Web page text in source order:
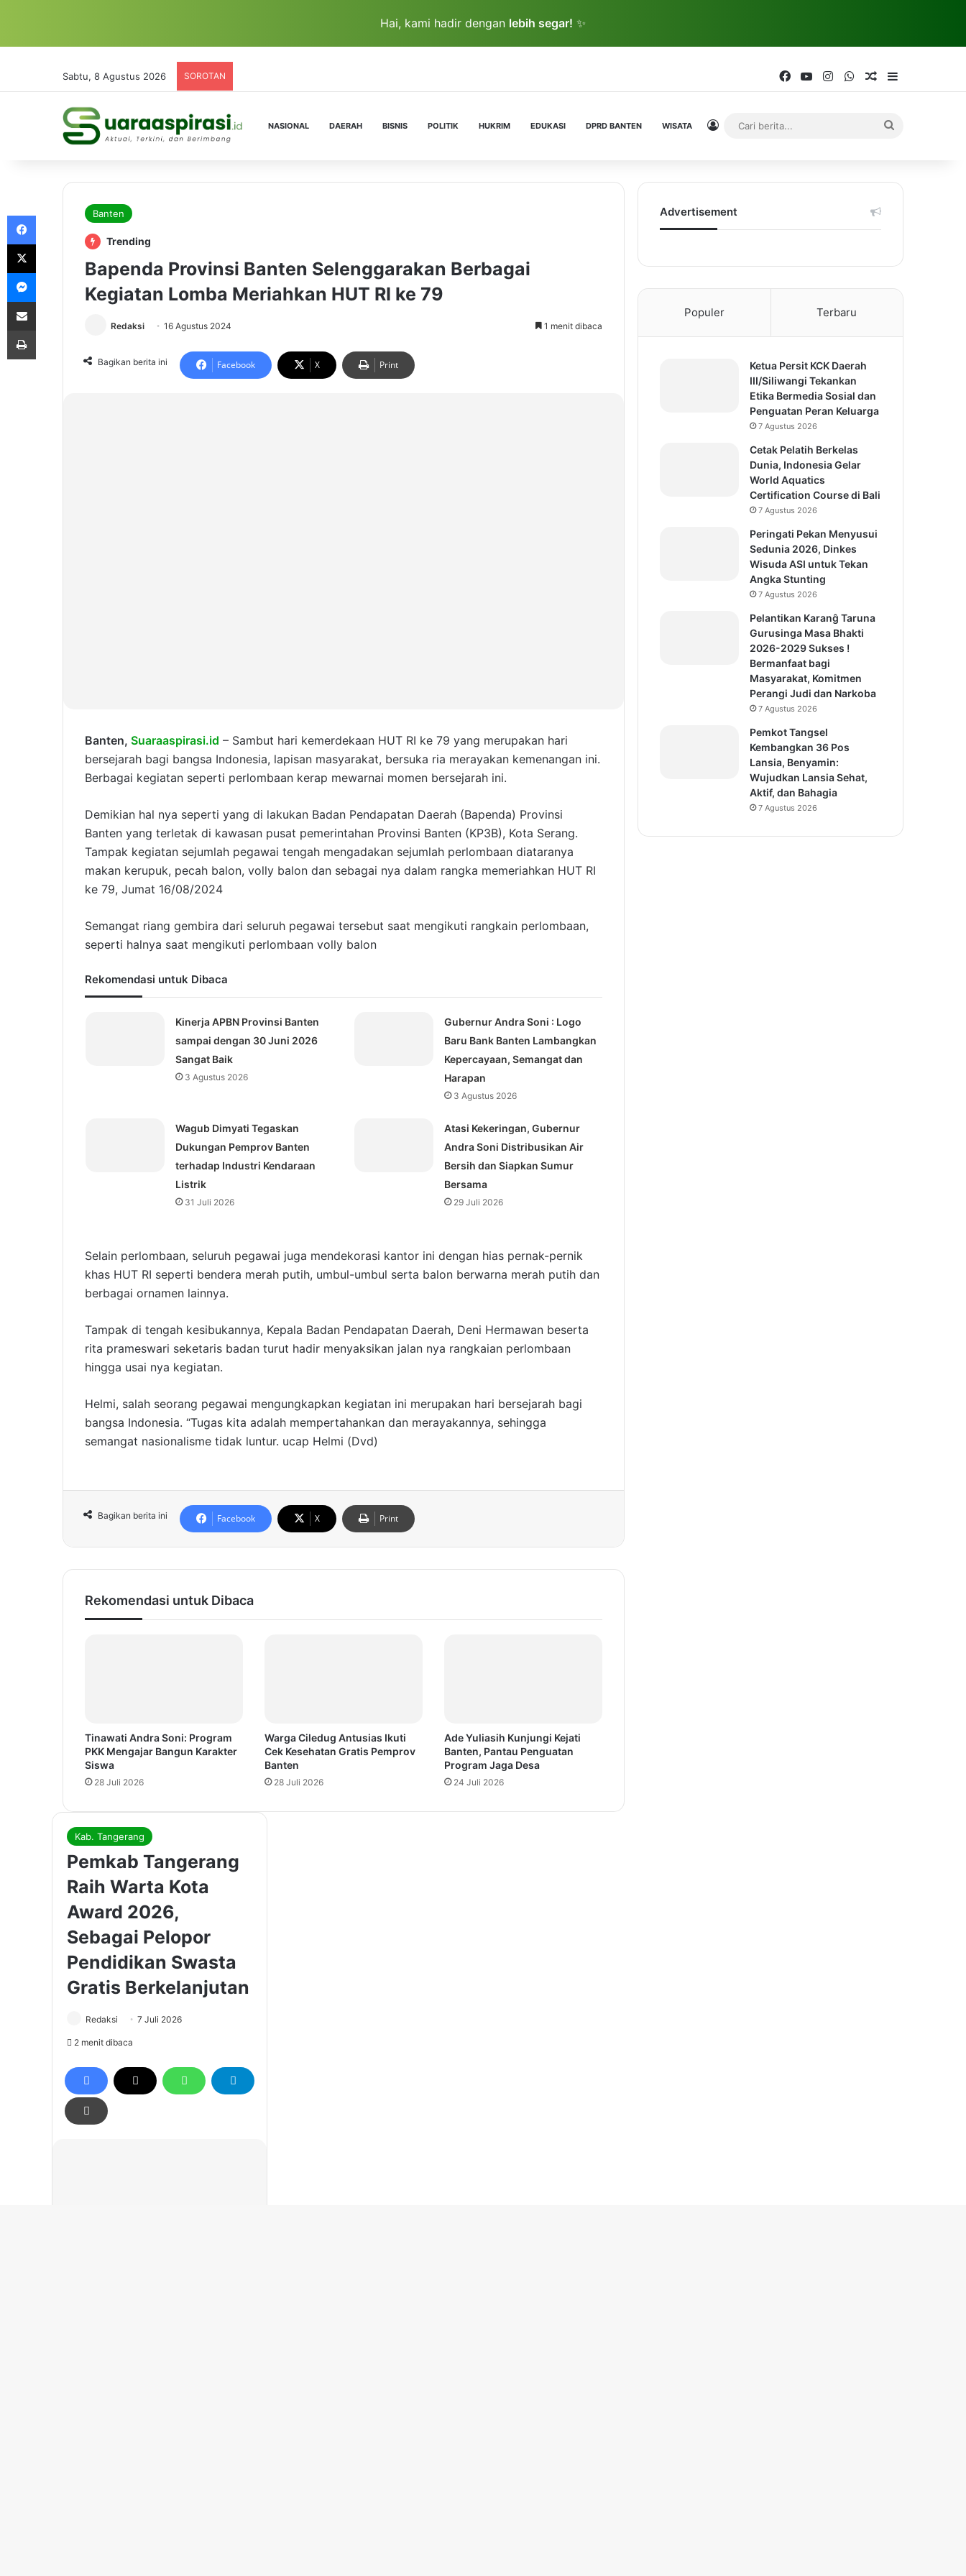
Hai, kami hadir dengan lebih segar! ✨
Sabtu, 8 Agustus 2026 SOROTAN FacebookYouTubeInstagramWhatsAppRandom Article
NASIONAL DAERAH BISNIS POLITIK HUKRIM EDUKASI DPRD BANTEN WISATA Log In
Banten
Trending
Bapenda Provinsi Banten Selenggarakan Berbagai
Kegiatan Lomba Meriahkan HUT RI ke 79
Redaksi 16 Agustus 2024 1 menit dibaca
Bagikan berita ini Facebook X Print
Banten, Suaraaspirasi.id – Sambut hari kemerdekaan HUT RI ke 79 yang merupakan hari
bersejarah bagi bangsa Indonesia, lapisan masyarakat, bersuka ria merayakan kemenangan ini.
Berbagai kegiatan seperti perlombaan kerap mewarnai momen bersejarah ini.
Demikian hal nya seperti yang di lakukan Badan Pendapatan Daerah (Bapenda) Provinsi
Banten yang terletak di kawasan pusat pemerintahan Provinsi Banten (KP3B), Kota Serang.
Tampak kegiatan sejumlah pegawai tengah mengadakan sejumlah perlombaan diataranya
makan kerupuk, pecah balon, volly balon dan sebagai nya dalam rangka memeriahkan HUT RI
ke 79, Jumat 16/08/2024
Semangat riang gembira dari seluruh pegawai tersebut saat mengikuti rangkain perlombaan,
seperti halnya saat mengikuti perlombaan volly balon
Rekomendasi untuk Dibaca
Kinerja APBN Provinsi Banten
sampai dengan 30 Juni 2026
Sangat Baik
3 Agustus 2026
Gubernur Andra Soni : Logo
Baru Bank Banten Lambangkan
Kepercayaan, Semangat dan
Harapan
3 Agustus 2026
Wagub Dimyati Tegaskan
Dukungan Pemprov Banten
terhadap Industri Kendaraan
Listrik
31 Juli 2026
Atasi Kekeringan, Gubernur
Andra Soni Distribusikan Air
Bersih dan Siapkan Sumur
Bersama
29 Juli 2026
Selain perlombaan, seluruh pegawai juga mendekorasi kantor ini dengan hias pernak-pernik
khas HUT RI seperti bendera merah putih, umbul-umbul serta balon berwarna merah putih dan
berbagai ornamen lainnya.
Tampak di tengah kesibukannya, Kepala Badan Pendapatan Daerah, Deni Hermawan beserta
rita prameswari seketaris badan turut hadir menyaksikan jalan nya rangkaian perlombaan
hingga usai nya kegiatan.
Helmi, salah seorang pegawai mengungkapkan kegiatan ini merupakan hari bersejarah bagi
bangsa Indonesia. “Tugas kita adalah mempertahankan dan merayakannya, sehingga
semangat nasionalisme tidak luntur. ucap Helmi (Dvd)
Bagikan berita ini Facebook X Print
Rekomendasi untuk Dibaca
Tinawati Andra Soni: Program
PKK Mengajar Bangun Karakter
Siswa
28 Juli 2026
Warga Ciledug Antusias Ikuti
Cek Kesehatan Gratis Pemprov
Banten
28 Juli 2026
Ade Yuliasih Kunjungi Kejati
Banten, Pantau Penguatan
Program Jaga Desa
24 Juli 2026
Advertisement
Populer Terbaru
Ketua Persit KCK Daerah
III/Siliwangi Tekankan
Etika Bermedia Sosial dan
Penguatan Peran Keluarga
7 Agustus 2026
Cetak Pelatih Berkelas
Dunia, Indonesia Gelar
World Aquatics
Certification Course di Bali
7 Agustus 2026
Peringati Pekan Menyusui
Sedunia 2026, Dinkes
Wisuda ASI untuk Tekan
Angka Stunting
7 Agustus 2026
Pelantikan Karanĝ Taruna
Gurusinga Masa Bhakti
2026-2029 Sukses !
Bermanfaat bagi
Masyarakat, Komitmen
Perangi Judi dan Narkoba
7 Agustus 2026
Pemkot Tangsel
Kembangkan 36 Pos
Lansia, Benyamin:
Wujudkan Lansia Sehat,
Aktif, dan Bahagia
7 Agustus 2026
Messenger